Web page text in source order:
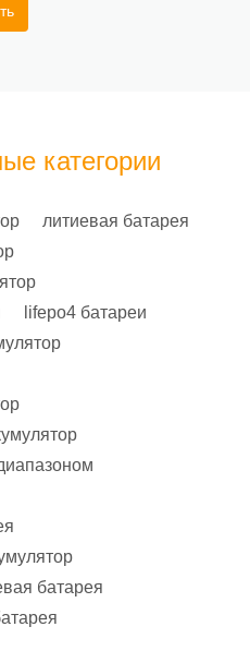
категории
литиевая батарея
lifepo4 батареи
батарея